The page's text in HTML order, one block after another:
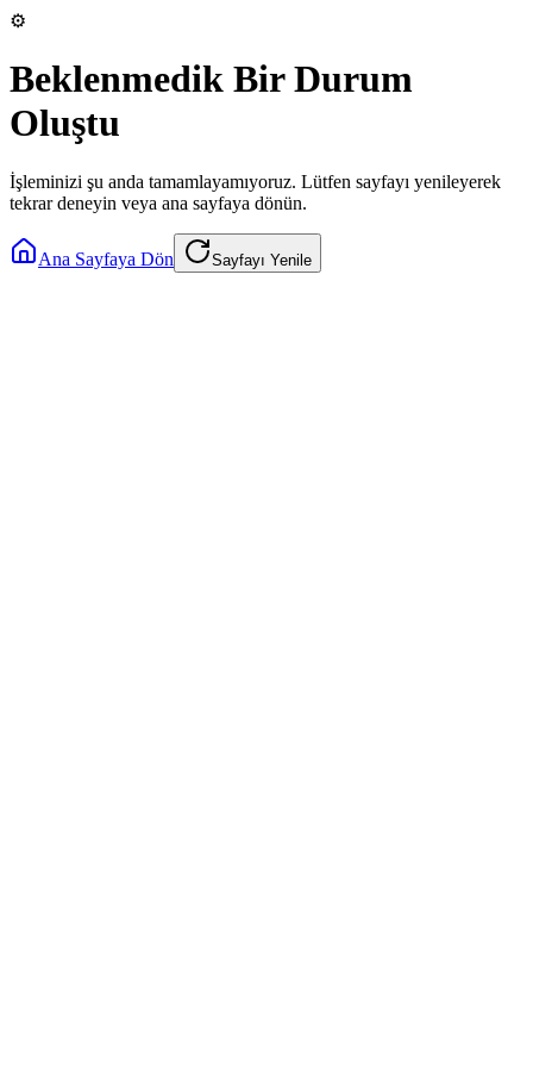
⚙️
Beklenmedik Bir Durum
Oluştu
İşleminizi şu anda tamamlayamıyoruz. Lütfen sayfayı yenileyerek
tekrar deneyin veya ana sayfaya dönün.
Ana Sayfaya Dön Sayfayı Yenile